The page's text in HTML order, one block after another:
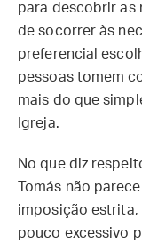
para descobrir as
de socorrer às
preferencial
pessoas tomem
mais do que
Igreja.
No que diz
Tomás não
imposição estrita,
pouco excessivo